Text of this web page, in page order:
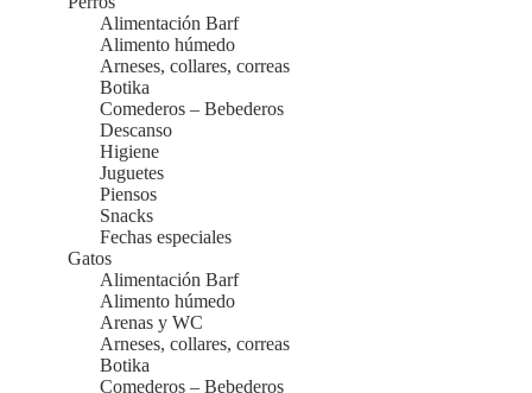
Alimentación Barf
Alimento húmedo
Arneses, collares, correas
Botika
Comederos – Bebederos
Descanso
Higiene
Juguetes
Piensos
Snacks
Fechas especiales
Gatos
Alimentación Barf
Alimento húmedo
Arenas y WC
Arneses, collares, correas
Botika
Comederos – Bebederos